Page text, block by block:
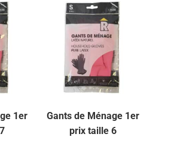
1er
Gants de Ménage 1er
prix taille 6